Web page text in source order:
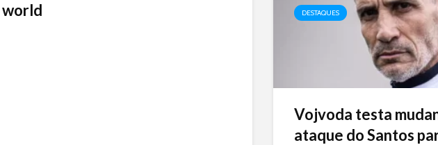
DESTAQUES
Vojvoda testa
ataque do Santos